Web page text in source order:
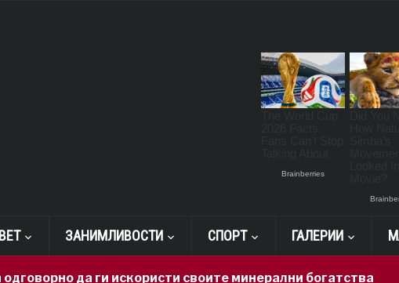
ЗАНИМЛИВОСТИ СПОРТ ГАЛЕРИИ
да ги искористи своите минерални богатства 14